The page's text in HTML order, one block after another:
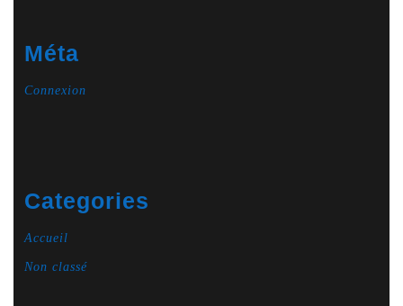
Méta
Connexion
Categories
Accueil
Non classé